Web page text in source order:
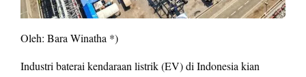
Oleh: Bara Winatha *)
Industri baterai kendaraan listrik (EV) di Indonesia kian